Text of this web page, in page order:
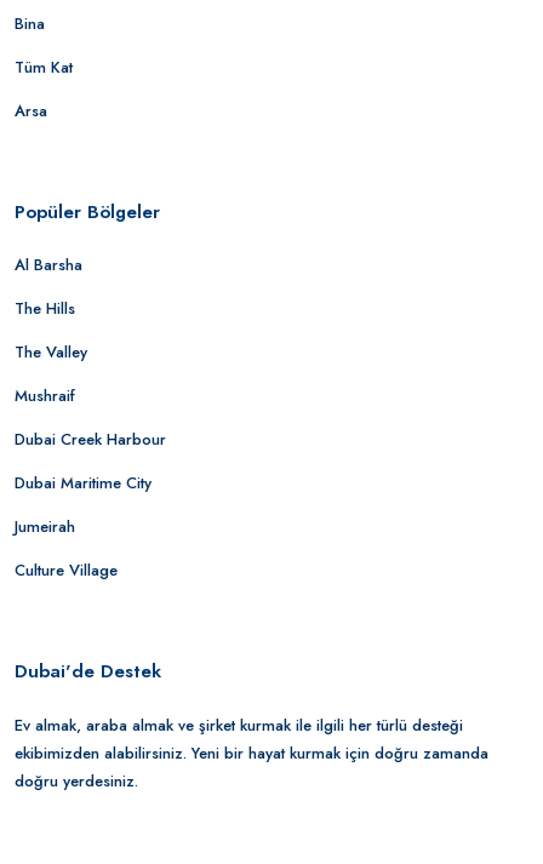
Bina
Tüm Kat
Arsa
Popüler Bölgeler
Al Barsha
The Hills
The Valley
Mushraif
Dubai Creek Harbour
Dubai Maritime City
Jumeirah
Culture Village
Dubai'de Destek
Ev almak, araba almak ve şirket kurmak ile ilgili her türlü desteği
ekibimizden alabilirsiniz. Yeni bir hayat kurmak için doğru zamanda
doğru yerdesiniz.